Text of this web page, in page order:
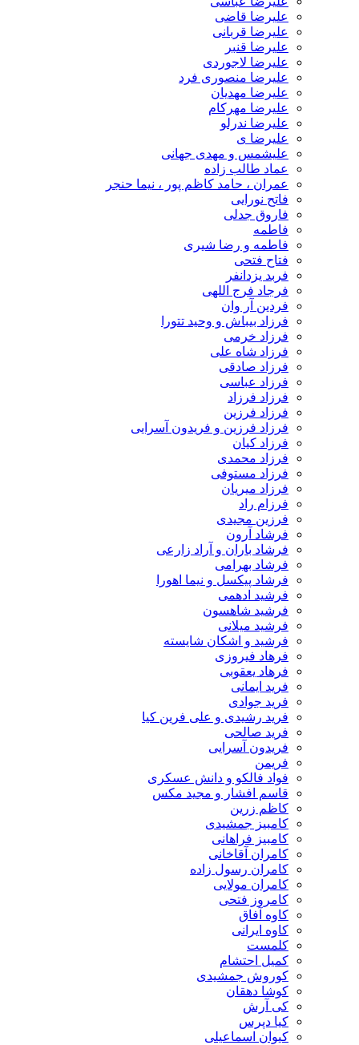
علیرضا قاضی
علیرضا قربانی
علیرضا قنبر
علیرضا لاجوردی
علیرضا منصوری فرد
علیرضا مهدیان
علیرضا مهرکام
علیرضا ندرلو
علیرضا ی
علیشمس و مهدی جهانی
عماد طالب زاده
عمران ، حامد کاظم پور ، نیما حنجر
فاتح نورایی
فاروق جدلی
فاطمه
فاطمه و رضا شیری
فتاح فتحی
فربد یزدانفر
فرجاد فرج اللهی
فردین آر وان
فرزاد بیباش و وحید تتورا
فرزاد خرمی
فرزاد شاه علی
فرزاد صادقی
فرزاد عباسی
فرزاد فرزاد
فرزاد فرزین
فرزاد فرزین و فریدون آسرایی
فرزاد کیان
فرزاد محمدی
فرزاد مستوفی
فرزاد میریان
فرزام راد
فرزین مجیدی
فرشاد آرون
فرشاد باران و آراد زارعی
فرشاد بهرامی
فرشاد پیکسل و نیما اهورا
فرشید ادهمی
فرشید شاهسون
فرشید میلانی
فرشید و اشکان شایسته
فرهاد فیروزی
فرهاد یعقوبی
فرید ایمانی
فرید جوادی
فرید رشیدی و علی فرین کیا
فرید صالحی
فریدون آسرایی
فریمن
فواد فالکو و دانش عسکری
قاسم افشار و مجید مکس
کاظم زرین
کامبیز جمشیدی
کامبیز فراهانی
کامران آقاخانی
کامران رسول زاده
کامران مولایی
کامروز فتحی
کاوه آفاق
کاوه ایرانی
کلمست
کمیل احتشام
کوروش جمشیدی
کوشا دهقان
کی آرش
کیا دپرس
کیوان اسماعیلی